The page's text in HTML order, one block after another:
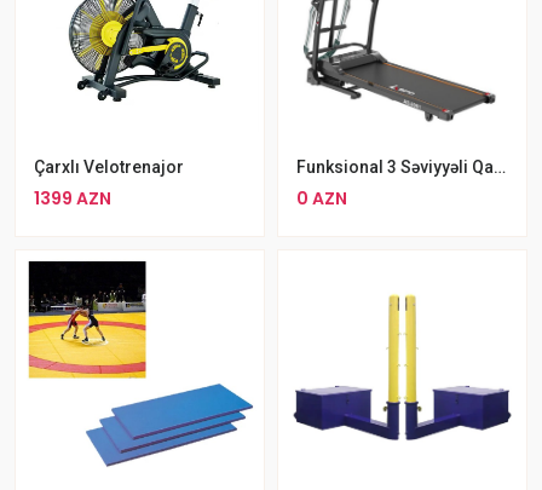
Çarxlı Velotrenajor
1399 AZN
Funksional 3 Səviyyəli Qatlana Bilən Qaçış Aparatı Dağ Rejimli ASPO AS-8061
0 AZN